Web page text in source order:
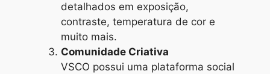
detalhados em exposição,
contraste, temperatura de cor e
muito mais.
Comunidade Criativa
VSCO possui uma plataforma social